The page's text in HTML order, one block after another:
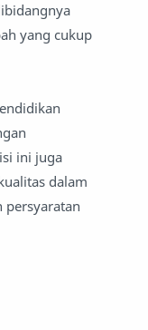
yang cukup
ini juga
dalam
persyaratan